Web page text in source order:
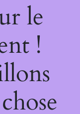
le
!